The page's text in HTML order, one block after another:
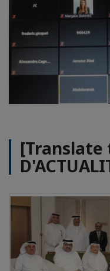
[Translate